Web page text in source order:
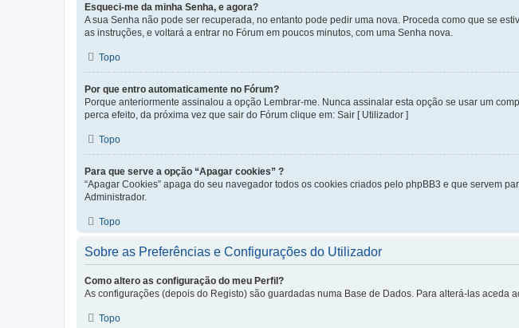
Esqueci-me da minha Senha, e agora?
A sua Senha não pode ser recuperada, no entanto pode pedir uma nova. Proceda como que se
as instruções, e voltará a entrar no Fórum em poucos minutos, com uma Senha nova.
Topo
Por que entro automaticamente no Fórum?
Porque anteriormente assinalou a opção Lembrar-me. Nunca assinalar esta opção se usar um
perca efeito, da próxima vez que sair do Fórum clique em: Sair [ Utilizador ]
Topo
Para que serve a opção “Apagar cookies” ?
“Apagar Cookies” apaga do seu navegador todos os cookies criados pelo phpBB3 e que servem
Administrador.
Topo
Sobre as Preferências e Configurações do Utilizador
Como altero as configuração do meu Perfil?
As configurações (depois do Registo) são guardadas numa Base de Dados. Para alterá-las aceda
Topo